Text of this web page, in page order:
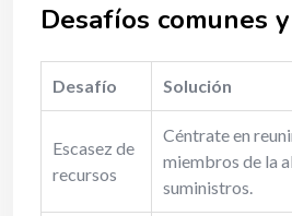
Desafíos comunes
Desafío Solución
Escasez de
recursos
Céntrate en
miembros de la
suministros.